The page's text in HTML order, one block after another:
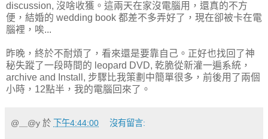
discussion, 沒啥收獲。這兩天在家沒電腦用，還真的不方
便，結婚的 wedding book 都差不多弄好了，現在卻被卡在電
腦裡，唉...
昨晚，終於不耐煩了，看來還是要靠自己。正好也找回了神
秘失蹤了一段時間的 leopard DVD, 乾脆從新灌一遍系統，
archive and Install, 步驟比我策劃中簡單很多，前後用了兩個
小時，12點半，我的電腦回來了。
@＿@y 於 下午4:44:00 沒有留言: